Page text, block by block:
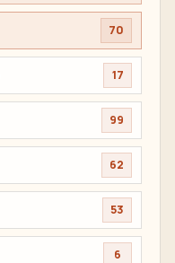
70
17
99
62
53
6